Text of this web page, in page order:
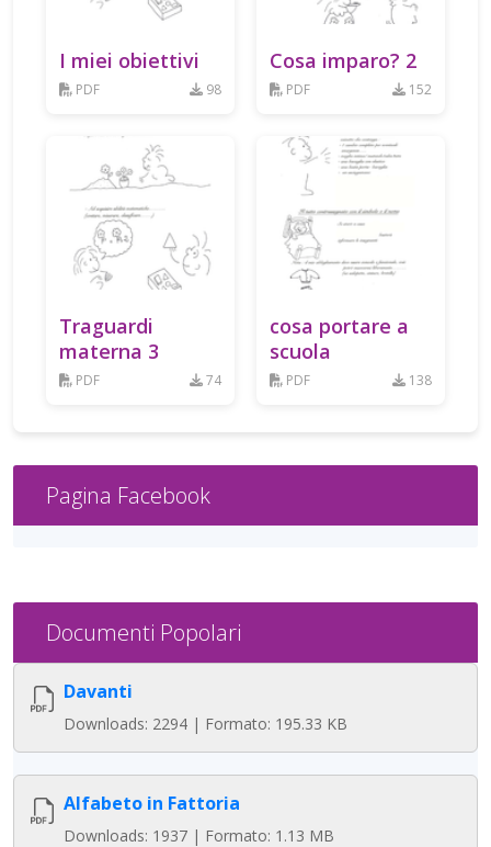
I miei obiettivi
PDF 98
Cosa imparo? 2
PDF 152
Traguardi
materna 3
PDF 74
cosa portare a
scuola
PDF 138
Pagina Facebook
Documenti Popolari
Davanti
Downloads: 2294 | Formato: 195.33 KB
Alfabeto in Fattoria
Downloads: 1937 | Formato: 1.13 MB